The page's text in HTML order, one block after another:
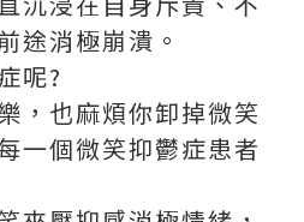
途消極崩潰。
呢?
，也麻煩你卸掉微笑
一個微笑抑鬱症患者